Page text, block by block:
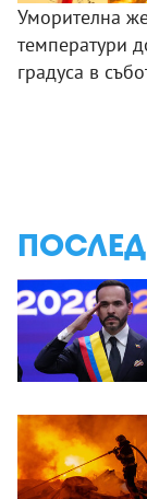
Уморителна
температури
градуса в